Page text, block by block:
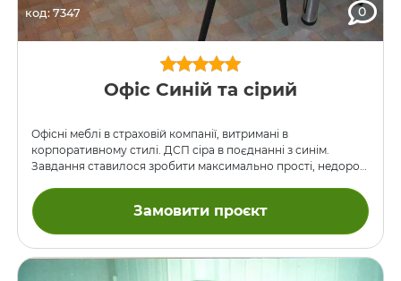
код: 7347 0
Офіс Синій та сірий
Офісні меблі в страховій компанії, витримані в
корпоративному стилі. ДСП сіра в поєднанні з синім.
Завдання ставилося зробити максимально прості, недорогі
Замовити проєкт